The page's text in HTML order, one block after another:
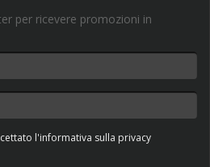
per ricevere promozioni in
l'informativa sulla privacy